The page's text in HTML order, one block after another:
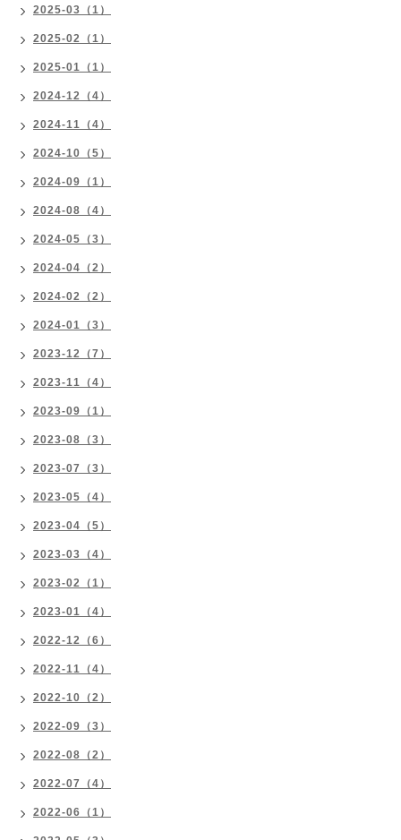
2025-03（1）
2025-02（1）
2025-01（1）
2024-12（4）
2024-11（4）
2024-10（5）
2024-09（1）
2024-08（4）
2024-05（3）
2024-04（2）
2024-02（2）
2024-01（3）
2023-12（7）
2023-11（4）
2023-09（1）
2023-08（3）
2023-07（3）
2023-05（4）
2023-04（5）
2023-03（4）
2023-02（1）
2023-01（4）
2022-12（6）
2022-11（4）
2022-10（2）
2022-09（3）
2022-08（2）
2022-07（4）
2022-06（1）